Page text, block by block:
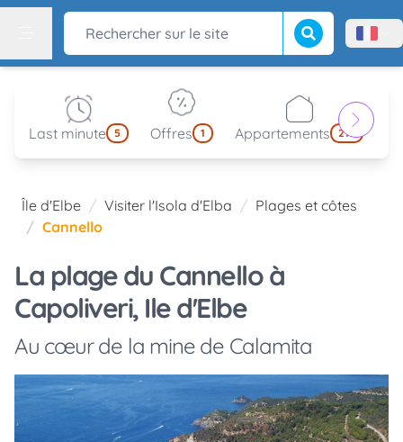
Rechercher sur le site Lancer la Menù
Last minute 5 Offres 1 Appartements 214
Île d'Elbe Visiter l'Isola d'Elba
Plages et côtes
Cannello
La plage du Cannello à
Capoliveri, Ile d'Elbe
Au cœur de la mine de Calamita